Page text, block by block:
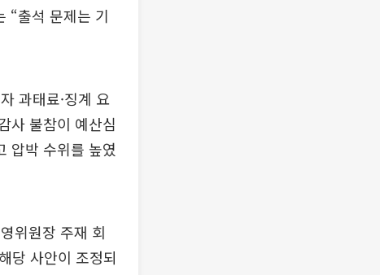
“출석 문제는 기
과태료·징계 요
사 불참이 예산심
압박 수위를 높였
위원장 주재 회
당 사안이 조정되